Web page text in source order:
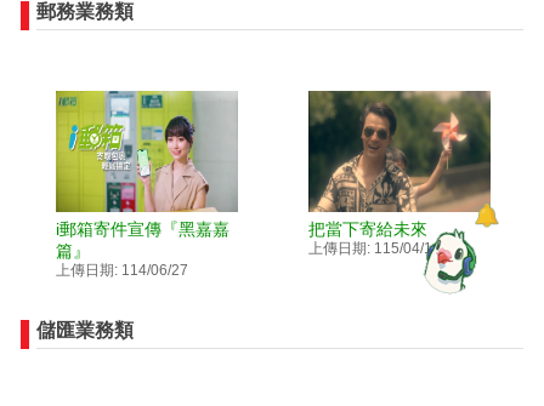
郵務業務類
i郵箱寄件宣傳『黑嘉嘉
篇』
上傳日期: 114/06/27
把當下寄給未來
上傳日期: 115/04/14
儲匯業務類